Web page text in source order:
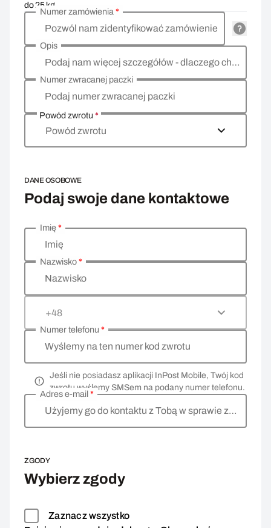
do 25 kg
Pozwól nam zidentyfikować zamówienie
Numer zamówienia*
Podaj nam więcej szczegółów - dlaczego chcesz zwrócić towar, co jest powodem?
Opis
Podaj numer zwracanej paczki
Numer zwracanej paczki
Powód zwrotu*
Powód zwrotu
DANE OSOBOWE
Podaj swoje dane kontaktowe
Wprowadź swoje dane osobowe
Imię
Imię*
Nazwisko
Nazwisko*
+48
Wyślemy na ten numer kod zwrotu
Numer telefonu *
Jeśli nie posiadasz aplikacji InPost Mobile, Twój kod
zwrotu wyślemy SMSem na podany numer telefonu.
Użyjemy go do kontaktu z Tobą w sprawie zwrotu
Adres e-mail *
ZGODY
Wybierz zgody
Zaznacz wszystko